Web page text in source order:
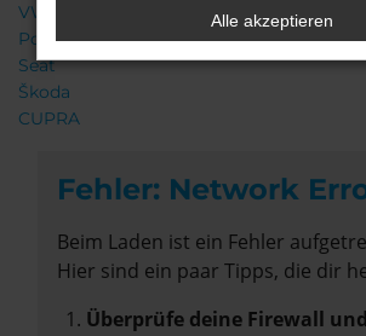
VW
Porsche
Seat
Škoda
CUPRA
Fehler: Network
Beim Laden ist ein Fehler
Hier sind ein paar Tipps, die dir
Überprüfe deine Firewall
Alle akzeptieren